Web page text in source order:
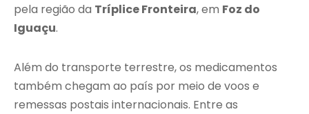
pela região da Tríplice Fronteira, em Foz do
Iguaçu.
Além do transporte terrestre, os medicamentos
também chegam ao país por meio de voos e
remessas postais internacionais. Entre as